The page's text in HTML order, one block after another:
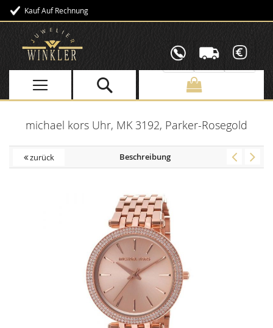
Kauf Auf Rechnung
Direkt
Inhalt
michael kors Uhr, MK 3192, Parker-Rosegold
zurück Beschreibung